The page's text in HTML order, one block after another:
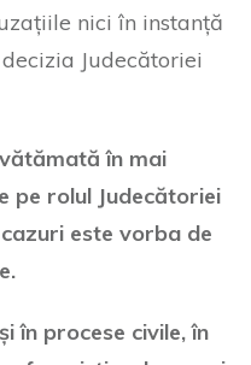
nici în instanță
Judecătoriei
în mai
pe rolul Judecătoriei
este vorba de
în procese civile, în